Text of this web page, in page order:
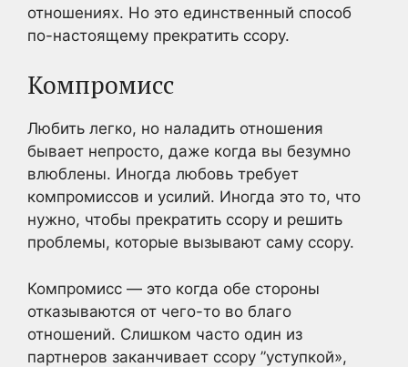
отношениях. Но это единственный способ
по-настоящему прекратить ссору.
Компромисс
Любить легко, но наладить отношения
бывает непросто, даже когда вы безумно
влюблены. Иногда любовь требует
компромиссов и усилий. Иногда это то, что
нужно, чтобы прекратить ссору и решить
проблемы, которые вызывают саму ссору.
Компромисс — это когда обе стороны
отказываются от чего-то во благо
отношений. Слишком часто один из
партнеров заканчивает ссору ”уступкой»,